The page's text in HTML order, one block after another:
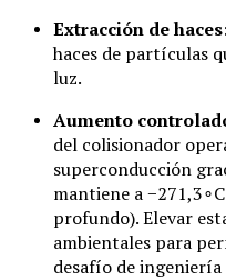
Extracción de
haces de partículas
luz.
Aumento
del colisionador
superconducción
mantiene a−271,3∘C
profundo). Elevar
ambientales para
desafío de